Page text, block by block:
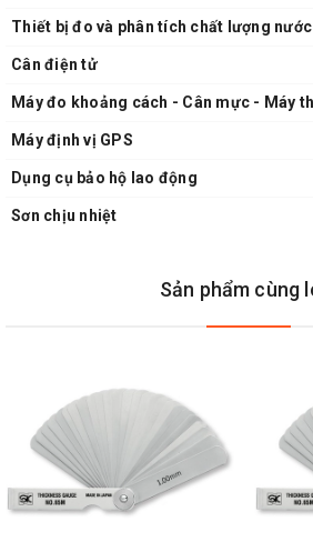
Thiết bị đo và phân tích chất lượng nước
Cân điện tử
Máy đo khoảng cách - Cân mực - Máy
Máy định vị GPS
Dụng cụ bảo hộ lao động
Sơn chịu nhiệt
Sản phẩm cùng